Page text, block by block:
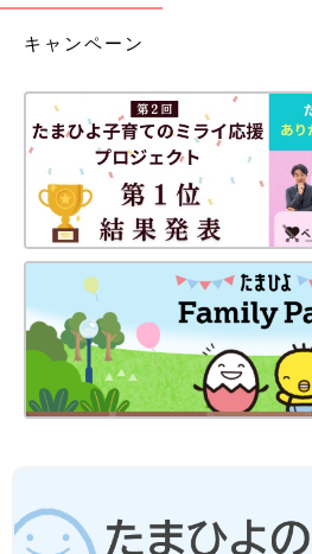
キャンペーン